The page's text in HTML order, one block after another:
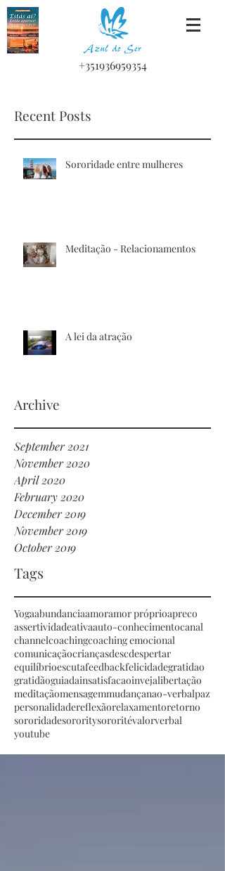
+351936959354
Recent Posts
Sororidade entre mulheres
Meditação - Relacionamentos
A lei da atração
Archive
September 2021
November 2020
April 2020
February 2020
December 2019
November 2019
October 2019
Tags
Yogaabundanciaamoramor próprioapreco
assertividadeativaauto-conhecimentocanal
channelcoachingcoaching emocional
comunicaçãocriançasdescdespertar
equilíbrioescutafeedbackfelicidadegratidao
gratidãoguiadainsatisfacaoinvejalibertação
meditaçãomensagemmudançanao-verbalpaz
personalidadereflexãorelaxamentoretorno
sororidadesororitysororitévalorverbal
youtube